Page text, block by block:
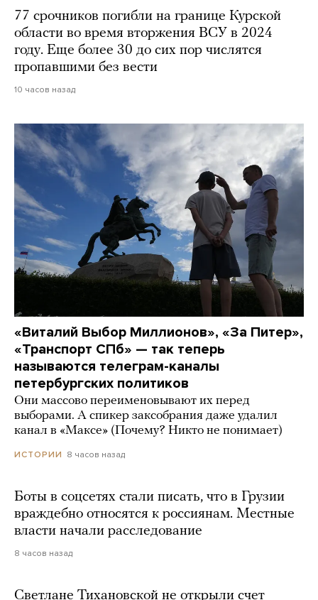
77 срочников погибли на границе Курской
области во время вторжения ВСУ в 2024
году. Еще более 30 до сих пор числятся
пропавшими без вести
10 часов назад
«Виталий Выбор Миллионов», «За Питер»,
«Транспорт СПб» — так теперь
называются телеграм-каналы
петербургских политиков
Они массово переименовывают их перед
выборами. А спикер заксобрания даже удалил
канал в «Максе» (Почему? Никто не понимает)
ИСТОРИИ 8 часов назад
Боты в соцсетях стали писать, что в Грузии
враждебно относятся к россиянам. Местные
власти начали расследование
8 часов назад
Светлане Тихановской не открыли счет